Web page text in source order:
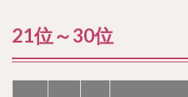
21位～30位